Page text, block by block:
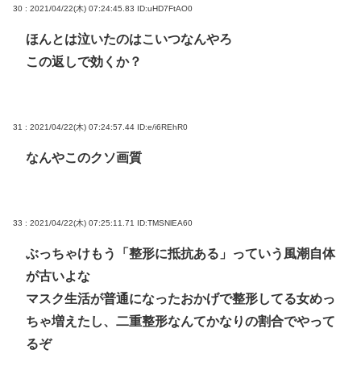
30 : 2021/04/22(木) 07:24:45.83 ID:uHD7FtAO0
ほんとは泣いたのはこいつなんやろ
この返しで効くか？
31 : 2021/04/22(木) 07:24:57.44 ID:e/i6REhR0
なんやこのクソ画質
33 : 2021/04/22(木) 07:25:11.71 ID:TMSNlEA60
ぶっちゃけもう「整形に抵抗ある」っていう風潮自体
が古いよな
マスク生活が普通になったおかげで整形してる女めっ
ちゃ増えたし、二重整形なんてかなりの割合でやって
るぞ